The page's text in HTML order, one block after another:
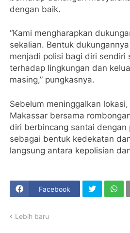
dengan baik.
“Kami mengharapkan
sekalian. Bentuk
menjadi polisi bagi diri sendiri
terhadap lingkungan dan
masing,” pungkasnya.
Sebelum meninggalkan
Makassar bersama
diri berbincang santai dengan
sebagai bentuk kedekatan
langsung antara kepolisian
Facebook
Lebih baru